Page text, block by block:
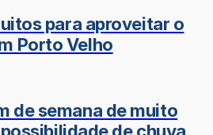
para aproveitar o
Porto Velho
de semana de muito